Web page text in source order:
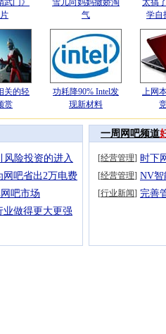
武门》
雪儿向妈妈撒娇淘
气
太搞
学自
关的轻
赏
功耗降90% Intel发
现新材料
上网
风险投资的进入
吧省出2万电费
吧市场
业做得更大更强
一周网吧频道
[经营管理]
[经营管理]
[行业新闻]
时下
NV智
完善